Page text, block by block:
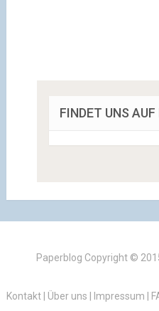
FINDET UNS AUF
Paperblog Copyright ©
Kontakt| Über uns Impressum